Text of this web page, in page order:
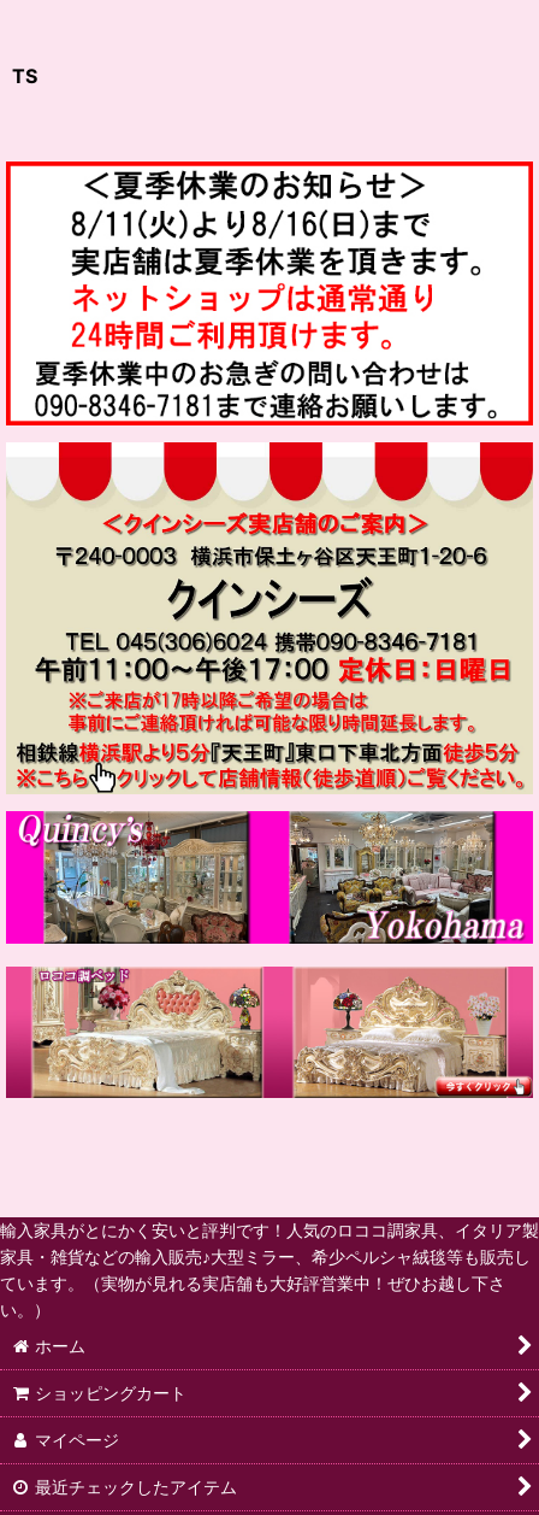
TS
輸入家具がとにかく安いと評判です！人気のロココ調家具、イタリア製
家具・雑貨などの輸入販売♪大型ミラー、希少ペルシャ絨毯等も販売し
ています。（実物が見れる実店舗も大好評営業中！ぜひお越し下さ
い。）
ホーム
ショッピングカート
マイページ
最近チェックしたアイテム